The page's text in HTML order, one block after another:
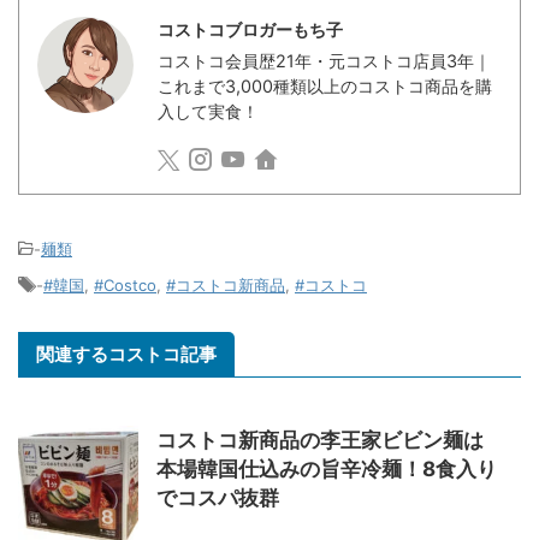
コストコブロガーもち子
コストコ会員歴21年・元コストコ店員3年｜
これまで3,000種類以上のコストコ商品を購
入して実食！
-麺類
-#韓国 #Costco #コストコ新商品 #コストコ
関連するコストコ記事
コストコ新商品の李王家ビビン麺は
本場韓国仕込みの旨辛冷麺！8食入り
でコスパ抜群